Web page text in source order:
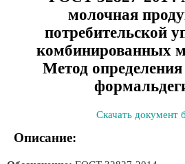
молочная
потребительской
комбинированных
Метод
Скачать документ
Описание: